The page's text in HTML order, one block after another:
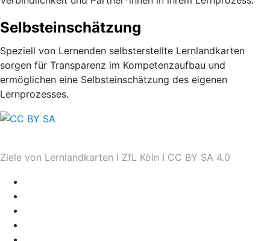
Selbsteinschätzung
Speziell von Lernenden selbsterstellte Lernlandkarten
sorgen für Transparenz im Kompetenzaufbau und
ermöglichen eine Selbsteinschätzung des eigenen
Lernprozesses.
Ziele von Lernlandkarten I ZfL Köln I CC BY SA 4.0